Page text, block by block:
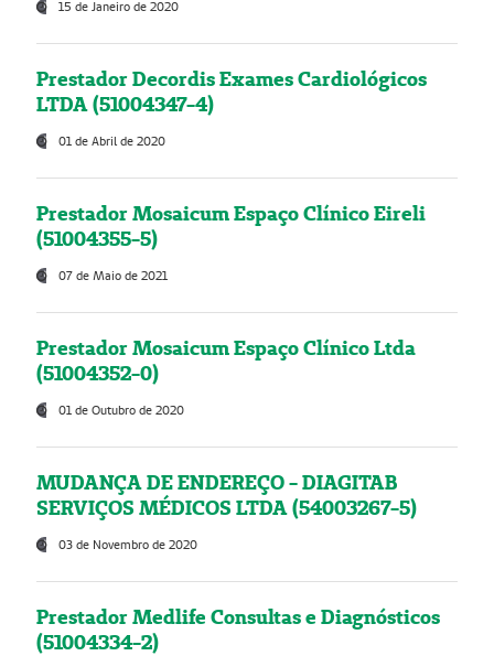
15 de Janeiro de 2020
Prestador Decordis Exames Cardiológicos
LTDA (51004347-4)
01 de Abril de 2020
Prestador Mosaicum Espaço Clínico Eireli
(51004355-5)
07 de Maio de 2021
Prestador Mosaicum Espaço Clínico Ltda
(51004352-0)
01 de Outubro de 2020
MUDANÇA DE ENDEREÇO - DIAGITAB
SERVIÇOS MÉDICOS LTDA (54003267-5)
03 de Novembro de 2020
Prestador Medlife Consultas e Diagnósticos
(51004334-2)